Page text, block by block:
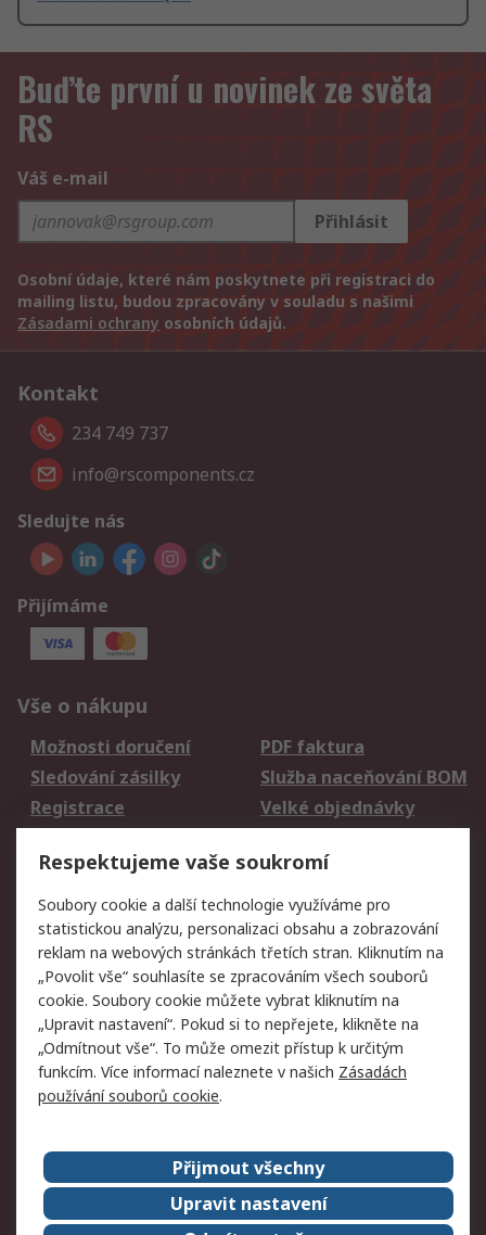
Buďte první u novinek ze světa
RS
Váš e-mail
Přihlásit
Osobní údaje, které nám poskytnete při registraci do
mailing listu, budou zpracovány v souladu s našimi
Zásadami ochrany osobních údajů.
Kontakt
234 749 737
info@rscomponents.cz
Sledujte nás
Přijímáme
Vše o nákupu
Možnosti doručení
PDF faktura
Sledování zásilky
Služba naceňování BOM
Registrace
Velké objednávky
Právní
Autorská práva
Obchodní podmínky
společnosti RS
Prohlášení o ochraně
údajů
Zabezpečení
elektronické pošty
Zásady pro soubory
cookie
Zásady ochrany
osobních údajů
Kontakt
O naší společnosti
RS Group
Kariéra
Ocenění
Respektujeme vaše soukromí
Soubory cookie a další technologie využíváme pro
statistickou analýzu, personalizaci obsahu a zobrazování
reklam na webových stránkách třetích stran. Kliknutím na
„Povolit vše“ souhlasíte se zpracováním všech souborů
cookie. Soubory cookie můžete vybrat kliknutím na
„Upravit nastavení“. Pokud si to nepřejete, klikněte na
„Odmítnout vše“. To může omezit přístup k určitým
funkcím. Více informací naleznete v našich Zásadách
používání souborů cookie.
Přijmout všechny
Upravit nastavení